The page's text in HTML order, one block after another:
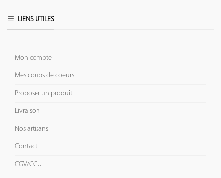
LIENS UTILES
Mon compte
Mes coups de coeurs
Proposer un produit
Livraison
Nos artisans
Contact
CGV/CGU